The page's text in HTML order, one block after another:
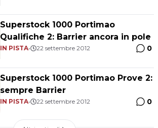
Superstock 1000 Portimao
Qualifiche 2: Barrier ancora in pole
IN PISTA• 22 settembre 2012 0
Superstock 1000 Portimao Prove 2:
sempre Barrier
IN PISTA• 22 settembre 2012 0